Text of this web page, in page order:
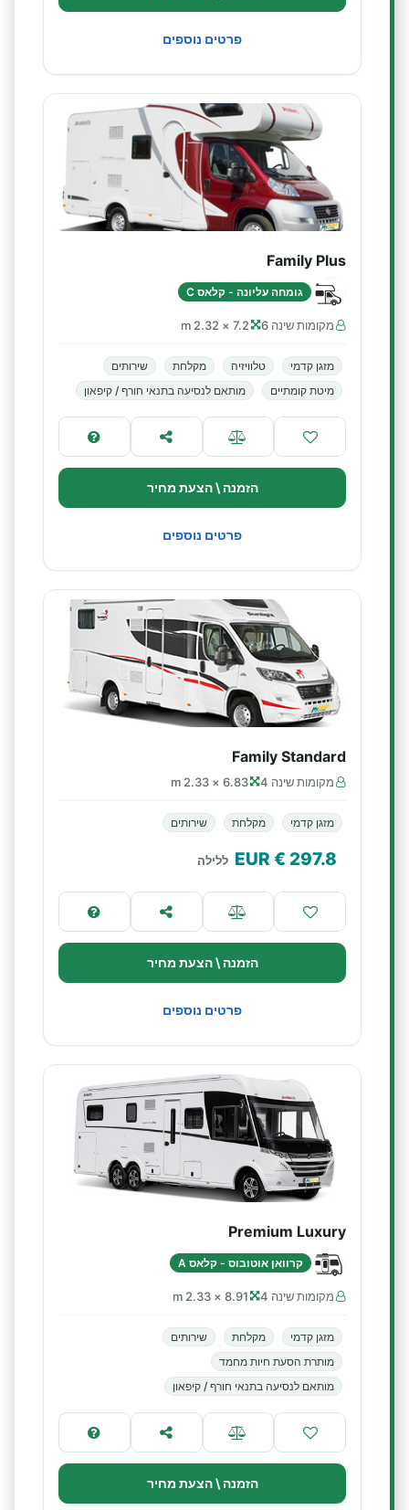
פרטים נוספים
Family Plus
גומחה עליונה - קלאס C
מקומות שינה 6 7.2 × 2.32 m
מזגן קדמי טלוויזיה מקלחת
שירותים
מיטת קומתיים
מותאם לנסיעה בתנאי חורף / קיפאון
הזמנה \ הצעת מחיר
פרטים נוספים
Family Standard
מקומות שינה 4 6.83 × 2.33 m
מזגן קדמי מקלחת שירותים
297.8
€ EUR ללילה
הזמנה \ הצעת מחיר
פרטים נוספים
Premium Luxury
קרוואן אוטובוס - קלאס A
מקומות שינה 4 8.91 × 2.33 m
מזגן קדמי מקלחת
שירותים
מותרת הסעת חיות מחמד
מותאם לנסיעה בתנאי חורף / קיפאון
הזמנה \ הצעת מחיר